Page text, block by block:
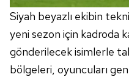
Siyah beyazlı ekibin
yeni sezon için kadroda
gönderilecek isimlerle
bölgeleri, oyuncuları